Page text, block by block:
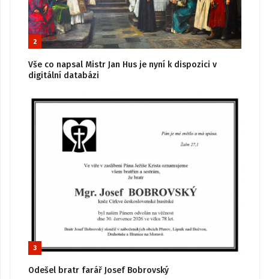
2
Vše co napsal Mistr Jan Hus je nyní k dispozici v
digitální databázi
3
Odešel bratr farář Josef Bobrovský